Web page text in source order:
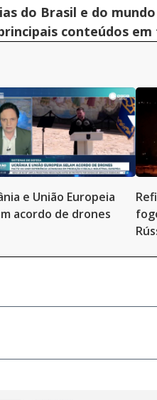
do Brasil e do mundo
conteúdos
e União Europeia
acordo de drones